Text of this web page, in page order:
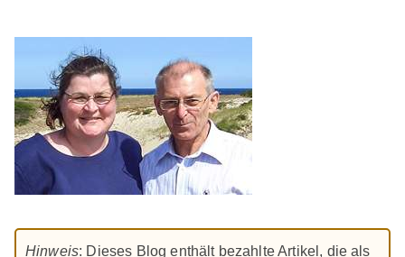
Hinweis: Dieses Blog enthält bezahlte Artikel, die als